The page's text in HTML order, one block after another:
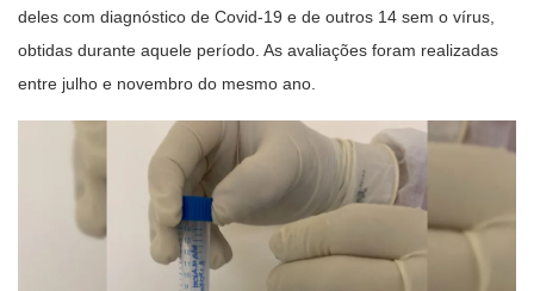
deles com diagnóstico de Covid-19 e de outros 14 sem o vírus,
obtidas durante aquele período. As avaliações foram realizadas
entre julho e novembro do mesmo ano.